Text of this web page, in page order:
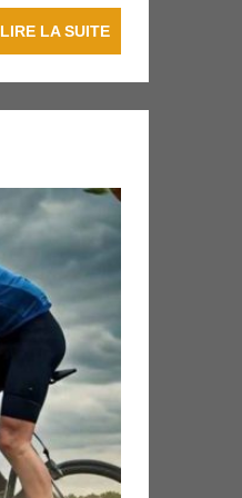
LIRE LA SUITE